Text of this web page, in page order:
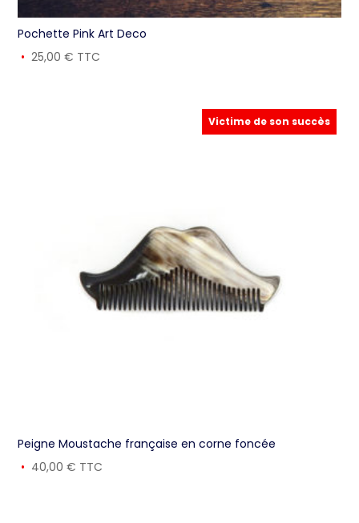
Pochette Pink Art Deco
25,00 € TTC
Victime de son succès
Peigne Moustache française en corne foncée
40,00 € TTC